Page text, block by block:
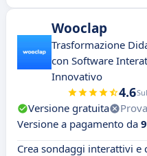
Wooclap
Trasformazione
con Software
Innovativo
4.6
Versione gratuita
Versione a pagamento da
Crea sondaggi interattivi